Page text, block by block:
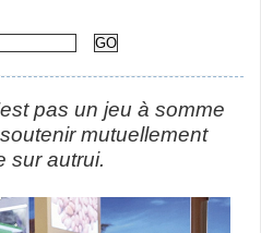
pas un jeu à somme
mutuellement
sur autrui.